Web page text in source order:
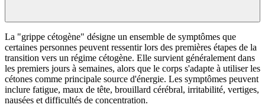
La "grippe cétogène" désigne un ensemble de symptômes que
certaines personnes peuvent ressentir lors des premières étapes de la
transition vers un régime cétogène. Elle survient généralement dans
les premiers jours à semaines, alors que le corps s'adapte à utiliser les
cétones comme principale source d'énergie. Les symptômes peuvent
inclure fatigue, maux de tête, brouillard cérébral, irritabilité, vertiges,
nausées et difficultés de concentration.